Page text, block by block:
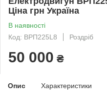
Ціна грн Україна
В наявності
Код: ВРП225L8
Роздріб
50 000 ₴
Опис Характеристики